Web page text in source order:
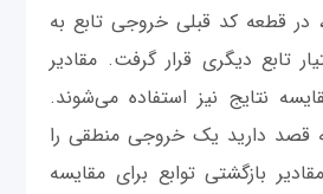
در قطعه کد قبلی خروجی تابع به
تابع دیگری قرار گرفت. مقادیر
نتایج نیز استفاده می‌شوند.
قصد دارید یک خروجی منطقی را
بازگشتی توابع برای مقایسه